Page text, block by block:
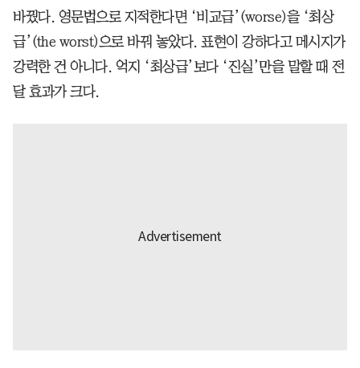
바꿨다. 영문법으로 지적한다면 ‘비교급’(worse)을 ‘최상
급’(the worst)으로 바꿔 놓았다. 표현이 강하다고 메시지가
강력한 건 아니다. 억지 ‘최상급’보다 ‘진실’만을 말할 때 전
달 효과가 크다.